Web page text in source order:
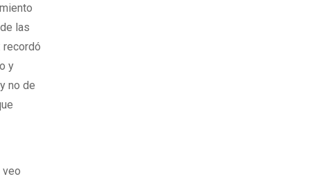
las
recordó
y
no de
veo